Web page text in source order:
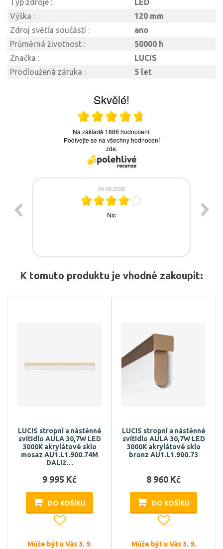
Typ zdroje :
LED
Výška :
120 mm
Zdroj světla součástí :
ano
Průměrná životnost :
50000 h
Značka :
LUCIS
Prodloužená záruka :
5 let
K tomuto produktu je vhodné zakoupit:
LUCIS stropní a nástěnné
svítidlo AULA 30,7W LED
3000K akrylátové sklo
mosaz AU1.L1.900.74M
DALI2…
9 995 Kč
DO KOŠÍKU
Může být u Vás 3. 9.
LUCIS stropní a nástěnné
svítidlo AULA 30,7W LED
3000K akrylátové sklo
bronz AU1.L1.900.73
8 960 Kč
DO KOŠÍKU
Může být u Vás 3. 9.